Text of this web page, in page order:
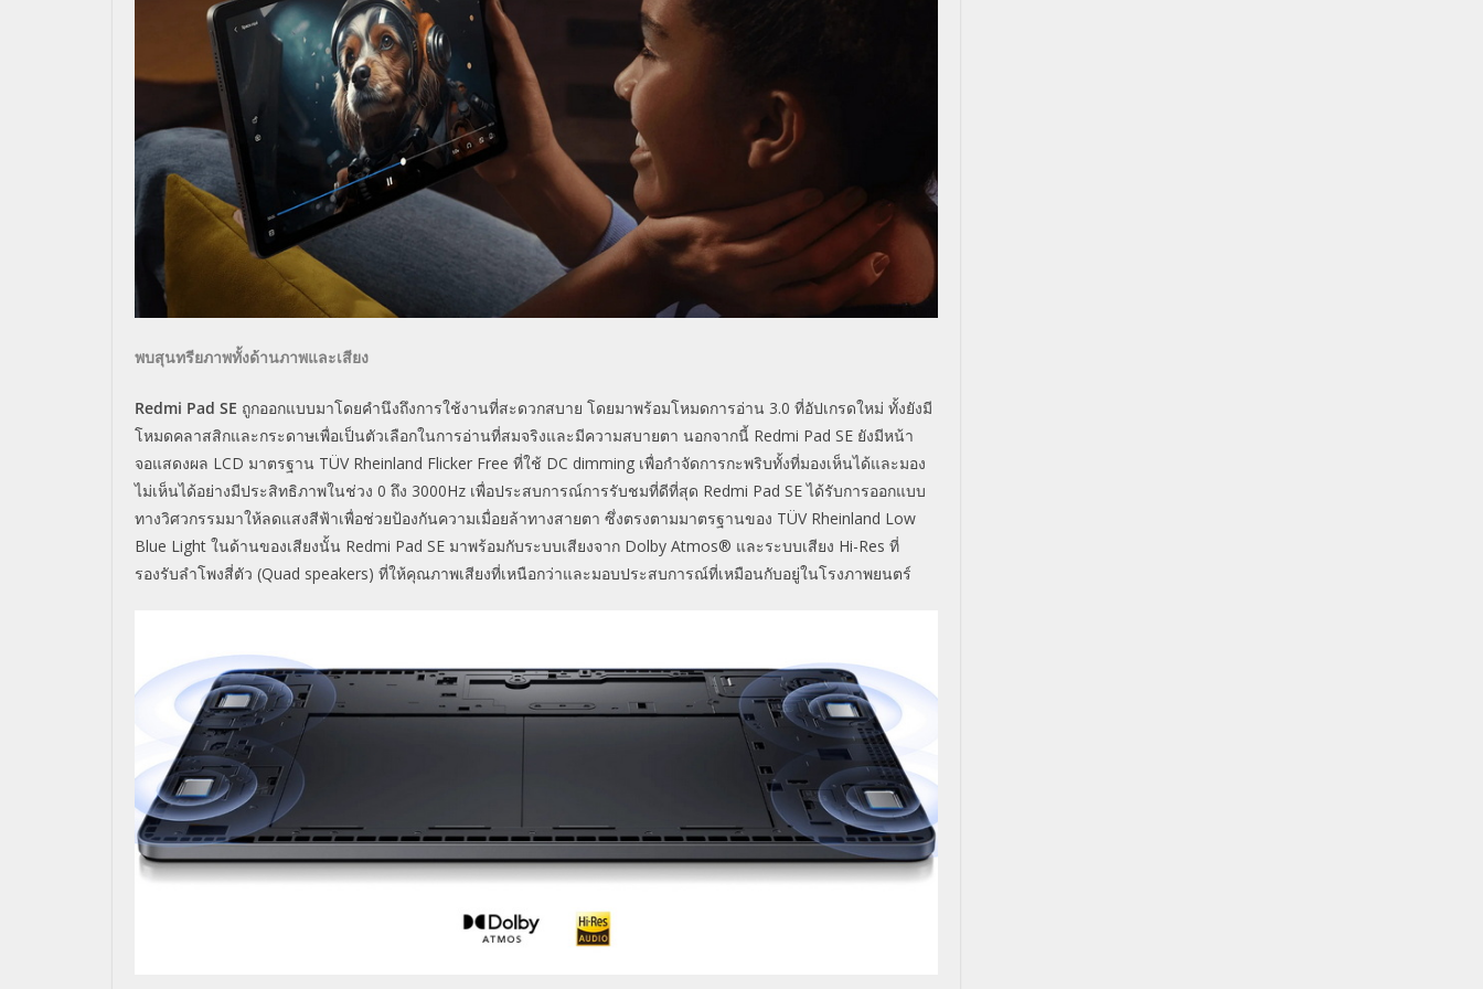
พบสุนทรียภาพทั้งด้านภาพและเสียง
Redmi Pad SE ถูกออกแบบมาโดยคำนึงถึงการใช้งานที่สะดวกสบาย โดยมาพร้อมโหมดการอ่าน 3.0 ที่อัปเกรดใหม่ ทั้งยังมี
โหมดคลาสสิกและกระดาษเพื่อเป็นตัวเลือกในการอ่านที่สมจริงและมีความสบายตา นอกจากนี้ Redmi Pad SE ยังมีหน้า
จอแสดงผล LCD มาตรฐาน TÜV Rheinland Flicker Free ที่ใช้ DC dimming เพื่อกำจัดการกะพริบทั้งที่มองเห็นได้และมอง
ไม่เห็นได้อย่างมีประสิทธิภาพในช่วง 0 ถึง 3000Hz เพื่อประสบการณ์การรับชมที่ดีที่สุด Redmi Pad SEได้รับการออกแบบ
ทางวิศวกรรมมาให้ลดแสงสีฟ้าเพื่อช่วยป้องกันความเมื่อยล้าทางสายตา ซึ่งตรงตามมาตรฐานของ TÜV Rheinland Low
Blue Light ในด้านของเสียงนั้น Redmi Pad SE มาพร้อมกับระบบเสียงจาก Dolby Atmos® และระบบเสียง Hi-Res ที่
รองรับลำโพงสี่ตัว (Quad speakers) ที่ให้คุณภาพเสียงที่เหนือกว่าและมอบประสบการณ์ที่เหมือนกับอยู่ในโรงภาพยนตร์